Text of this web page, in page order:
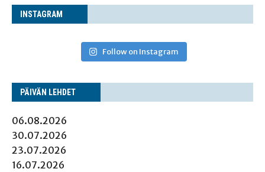
INS­TA­GRAM
Follow on Instagram
PÄI­VÄN LEHDET
06.08.2026
30.07.2026
23.07.2026
16.07.2026